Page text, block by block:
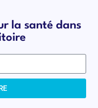
la santé dans